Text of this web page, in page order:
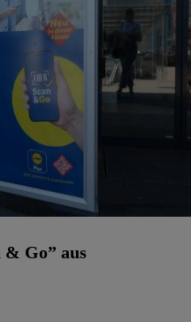
Go” aus